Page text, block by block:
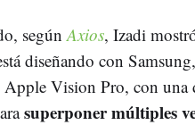
según Axios, Izadi
diseñando con
Apple Vision Pro, con una
superponer múltiples